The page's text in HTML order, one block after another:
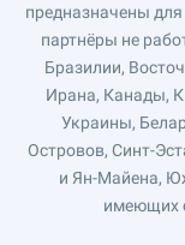
предназначены
партнёры не
Бразилии,
Ирана, Канады,
Украины,
Островов, Синт-
и Ян-Майена,
имеющих